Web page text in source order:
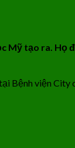
Mỹ tạo ra.
Bệnh viện